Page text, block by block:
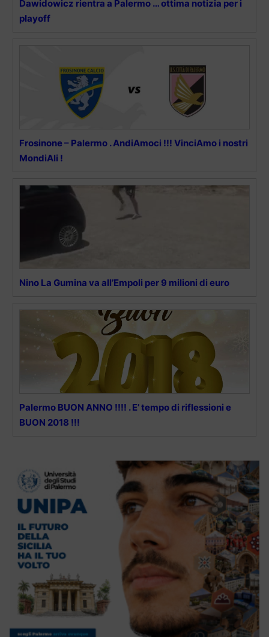
Dawidowicz rientra a Palermo … ottima notizia per i
playoff
Frosinone – Palermo . AndiAmoci !!! VinciAmo i nostri
MondiAli !
Nino La Gumina va all’Empoli per 9 milioni di euro
Palermo BUON ANNO !!!! . E’ tempo di riflessioni e
BUON 2018 !!!